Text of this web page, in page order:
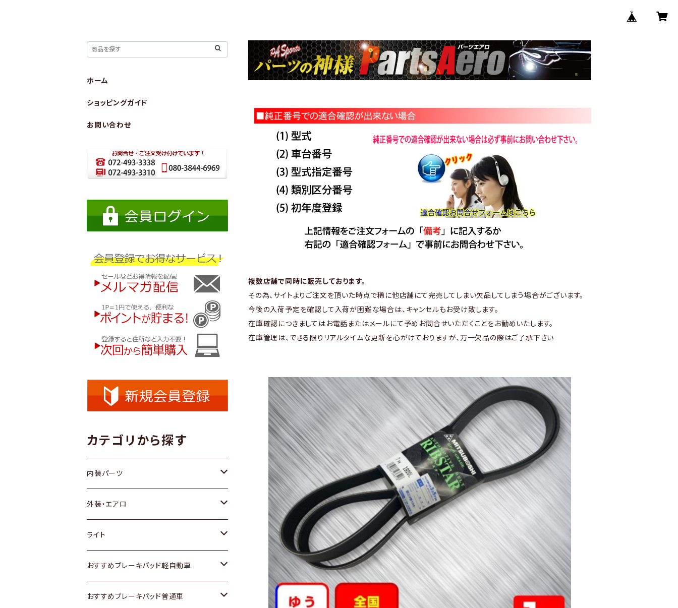
複数店舗で同時に販売しております。
その為、サイトよりご注文を頂いた時点で稀に他店舗にて完売してしまい欠品してしまう場合がございます。
今後の入荷予定を確認して入荷が困難な場合は、キャンセルもお受け致します。
在庫確認につきましてはお電話またはメールにて予めお問合せいただくことをお勧めいたします。
在庫管理は、できる限りリアルタイムな更新を心がけておりますが、万一欠品の際はご了承下さい
ホーム
ショッピングガイド
お問い合わせ
カテゴリから探す
内装パーツ
トヨタ
ホンダ
スズキ
日産
外装・エアロ
トヨタ
ホンダ
スズキ
ライト
トヨタ
スズキ
おすすめブレーキパッド軽自動車
トヨタ
おすすめブレーキパッド普通車